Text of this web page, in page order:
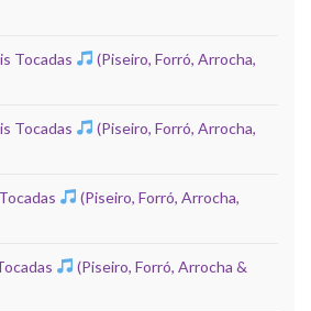
Tocadas
(Piseiro, Forró, Arrocha,
Tocadas
(Piseiro, Forró, Arrocha,
(Piseiro, Forró, Arrocha,
(Piseiro, Forró, Arrocha &